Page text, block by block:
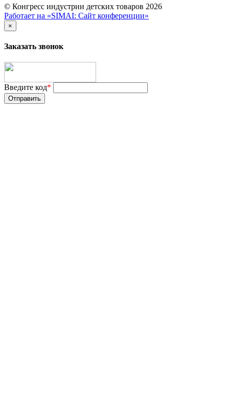
© Конгресс индустрии детских товаров 2026
Работает на «SIMAI: Сайт конференции»
×
Заказать звонок
Введите код*
Отправить